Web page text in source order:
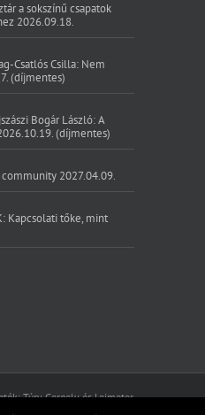
a sokszínű csapatok
2026.09.18.
Csatlós Csilla: Nem
(díjmentes)
Bogár László: A
(díjmentes)
2027.04.09.
Kapcsolati tőke, mint
Túry Gergely és Leimeter